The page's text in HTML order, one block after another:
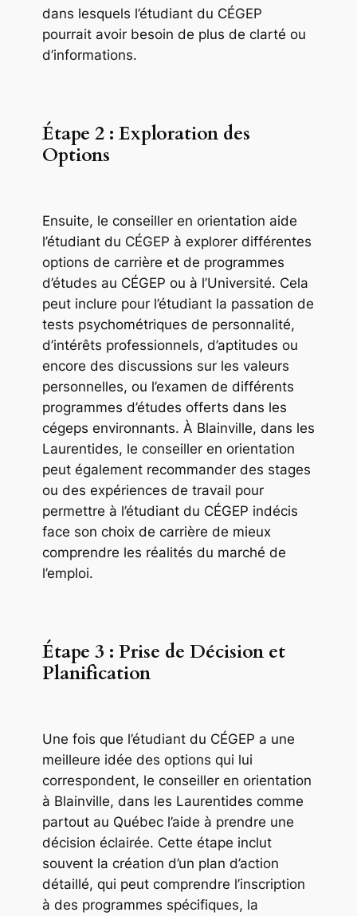
dans lesquels l’étudiant du CÉGEP
pourrait avoir besoin de plus de clarté ou
d’informations.
Étape 2 : Exploration des
Options
Ensuite, le conseiller en orientation aide
l’étudiant du CÉGEP à explorer différentes
options de carrière et de programmes
d’études au CÉGEP ou à l’Université. Cela
peut inclure pour l’étudiant la passation de
tests psychométriques de personnalité,
d’intérêts professionnels, d’aptitudes ou
encore des discussions sur les valeurs
personnelles, ou l’examen de différents
programmes d’études offerts dans les
cégeps environnants. À Blainville, dans les
Laurentides, le conseiller en orientation
peut également recommander des stages
ou des expériences de travail pour
permettre à l’étudiant du CÉGEP indécis
face son choix de carrière de mieux
comprendre les réalités du marché de
l’emploi.
Étape 3 : Prise de Décision et
Planification
Une fois que l’étudiant du CÉGEP a une
meilleure idée des options qui lui
correspondent, le conseiller en orientation
à Blainville, dans les Laurentides comme
partout au Québec l’aide à prendre une
décision éclairée. Cette étape inclut
souvent la création d’un plan d’action
détaillé, qui peut comprendre l’inscription
à des programmes spécifiques, la